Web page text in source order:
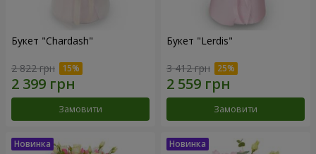
Букет "Chardash"
2 822 грн
Замовити
Букет "Lerdis"
3 412 грн
Замовити